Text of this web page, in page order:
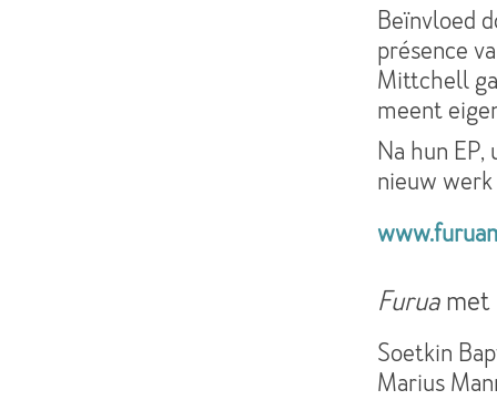
Beïnvloed
présence
Mittchell
meent
Na hun
nieuw
Furuamet
Soetkin
Marius